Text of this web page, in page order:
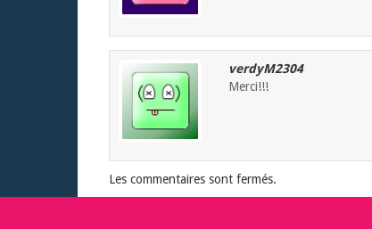
verdyM2304
Merci!!!
Les commentaires sont fermés.